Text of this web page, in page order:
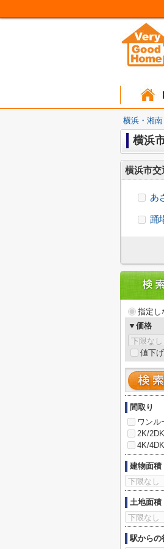
横浜・湘
横浜
横浜市交
あ
踊
指定し
▼価格
値下
間取り
ワンル
2K/
4K/
建物面積
土地面積
駅からの